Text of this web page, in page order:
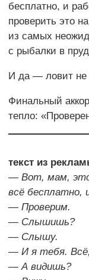
бесплатно, и
проверить это
из самых
с рыбалки в
И да — ловит не
Финальный
тепло:
текст из
— Вот, мам, это
всё бесплатно,
— Проверим.
— Слышишь?
— Слышу.
— И я тебя. Всё,
— А видишь?